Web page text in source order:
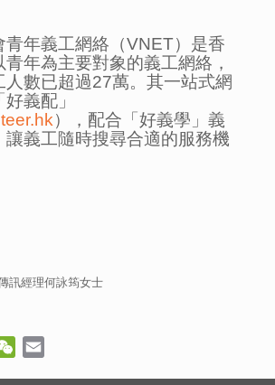
青年義工網絡（VNET）是香
年為主要對象的義工網絡，
人數已超過27萬。其一站式網
義配」
），配合「好義學」義
讓義工隨時搜尋合適的服務機
訊經理何詠筠女士
WeChat